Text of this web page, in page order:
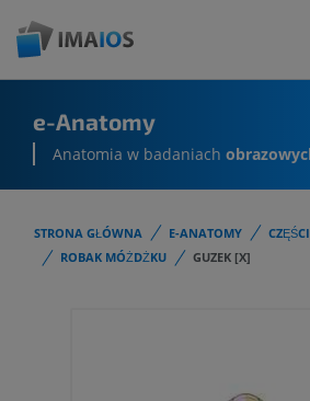
e-Anatomy
Anatomia w badaniach
STRONA GŁÓWNA E-ANATOMY
ROBAK MÓŻDŻKU
GUZEK [X]